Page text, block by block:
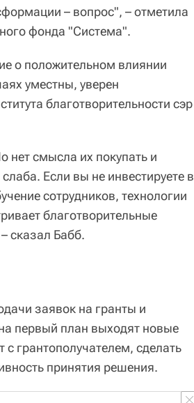
– вопрос", – отметила
фонда "Система".
о положительном влиянии
уместны, уверен
благотворительности сэр
нет смысла их покупать и
Если вы не инвестируете в
сотрудников, технологии
благотворительные
сказал Бабб.
заявок на гранты и
первый план выходят новые
грантополучателем, сделать
принятия решения.